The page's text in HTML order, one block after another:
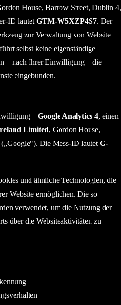
House, Barrow Street, Dublin 4,
ID lautet GTM-W5XZP4S7. Der
zur Verwaltung von Website-
selbst keine eigenständige
– nach Ihrer Einwilligung – die
eingebunden.
– Google Analytics 4, einen
Limited, Gordon House,
Die Mess-ID lautet G-
und ähnliche Technologien, die
Website ermöglichen. Die so
verwendet, um die Nutzung der
über die Websiteaktivitäten zu